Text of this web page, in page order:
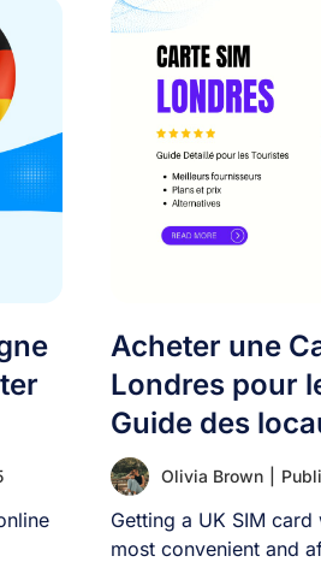
Acheter une
Londres pour
Guide des
Olivia Brown
Getting a UK SIM
most convenient and